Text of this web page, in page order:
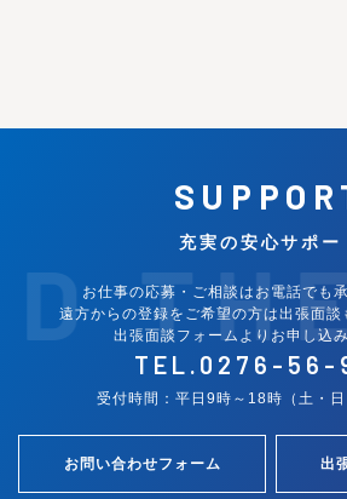
充実の安心サポー
お仕事の応募・ご相談はお電話でも
遠方からの登録をご希望の方は出張面談
出張面談フォームよりお申し込
TEL. 0276-56-
受付時間：平日9時～18時（土・
お問い合わせフォーム 出